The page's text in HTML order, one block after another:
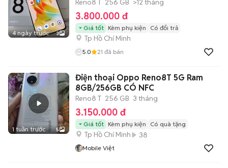
4 ngày trước 3
Reno8 T 256 GB >12 tháng
3.800.000 đ
Giá tốt Kèm phụ kiện Có đổi trả
Tp Hồ Chí Minh
5.0 21 đã bán
1 tuần trước 5
Điện thoại Oppo Reno8T 5G Ram
8GB/256GB CÓ NFC
Reno8 T 256 GB 3 tháng
3.150.000 đ
Giá tốt Kèm phụ kiện Có quà tặng
Tp Hồ Chí Minh 38
Mobile Việt